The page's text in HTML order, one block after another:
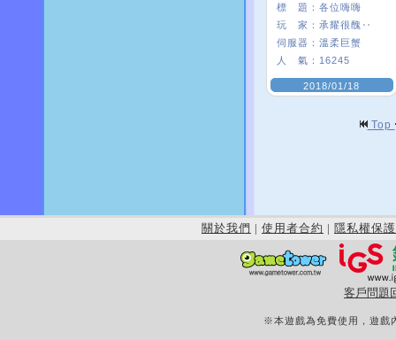
標 題： 各位嗨嗨
玩 家： 承耀很醜‥
伺服器： 溫柔巨蟹
人 氣： 16245
2018/01/18
Top
關於我們 | 使用者合約 | 隱私權保護
客戶問題
※本遊戲為免費使用，遊戲